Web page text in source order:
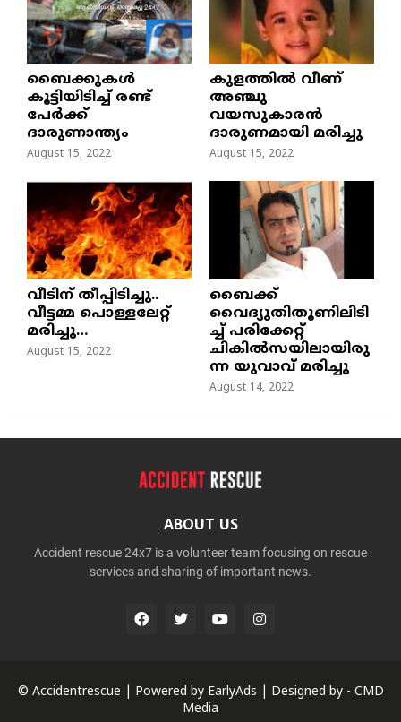
ബൈക്കുകൾ
കൂട്ടിയിടിച്ച് രണ്ട്
പേർക്ക്
ദാരുണാന്ത്യം
August 15, 2022
കുളത്തില്‍ വീണ്
അഞ്ചു
വയസുകാരന്‍
ദാരുണമായി മരിച്ചു
August 15, 2022
വീടിന് തീപ്പിടിച്ചു..
വീട്ടമ്മ പൊള്ളലേറ്റ്
മരിച്ചു…
August 15, 2022
ബൈക്ക്
വൈദ്യുതിതൂണിലിടി
ച്ച്‌ പരിക്കേറ്റ്
ചികില്‍സയിലായിരു
ന്ന യുവാവ് മരിച്ചു
August 14, 2022
ABOUT US
Accident rescue 24x7 is a volunteer team focusing on rescue
services and sharing of important news.
© Accidentrescue | Powered by EarlyAds | Designed by - CMD
Media